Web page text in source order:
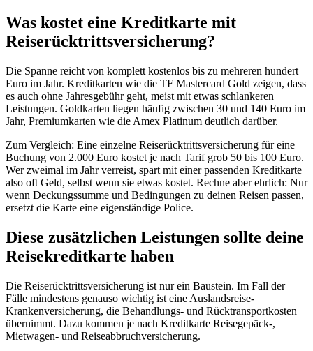
Was kostet eine Kreditkarte mit
Reiserücktrittsversicherung?
Die Spanne reicht von komplett kostenlos bis zu mehreren hundert
Euro im Jahr. Kreditkarten wie die TF Mastercard Gold zeigen, dass
es auch ohne Jahresgebühr geht, meist mit etwas schlankeren
Leistungen. Goldkarten liegen häufig zwischen 30 und 140 Euro im
Jahr, Premiumkarten wie die Amex Platinum deutlich darüber.
Zum Vergleich: Eine einzelne Reiserücktrittsversicherung für eine
Buchung von 2.000 Euro kostet je nach Tarif grob 50 bis 100 Euro.
Wer zweimal im Jahr verreist, spart mit einer passenden Kreditkarte
also oft Geld, selbst wenn sie etwas kostet. Rechne aber ehrlich: Nur
wenn Deckungssumme und Bedingungen zu deinen Reisen passen,
ersetzt die Karte eine eigenständige Police.
Diese zusätzlichen Leistungen sollte deine
Reisekreditkarte haben
Die Reiserücktrittsversicherung ist nur ein Baustein. Im Fall der
Fälle mindestens genauso wichtig ist eine Auslandsreise-
Krankenversicherung, die Behandlungs- und Rücktransportkosten
übernimmt. Dazu kommen je nach Kreditkarte Reisegepäck-,
Mietwagen- und Reiseabbruchversicherung.